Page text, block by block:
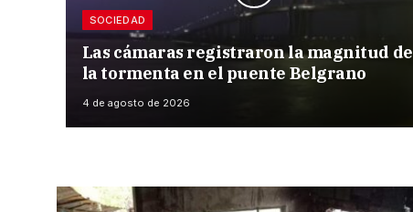
SOCIEDAD
Las cámaras registraron la magnitud de
la tormenta en el puente Belgrano
4 de agosto de 2026